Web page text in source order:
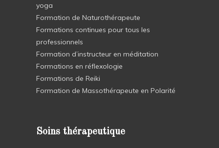
yoga
Formation de Naturothérapeute
Formations continues pour tous les
professionnels
Formation d’instructeur en méditation
Formations en réflexologie
Formations de Reiki
Formation de Massothérapeute en Polarité
Soins thérapeutique